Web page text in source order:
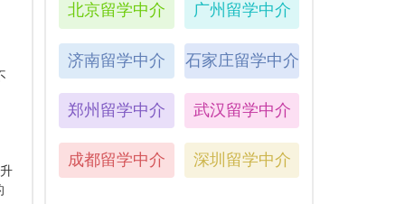
北京留学中介 广州留学中介
济南留学中介 石家庄留学中介
郑州留学中介 武汉留学中介
成都留学中介 深圳留学中介